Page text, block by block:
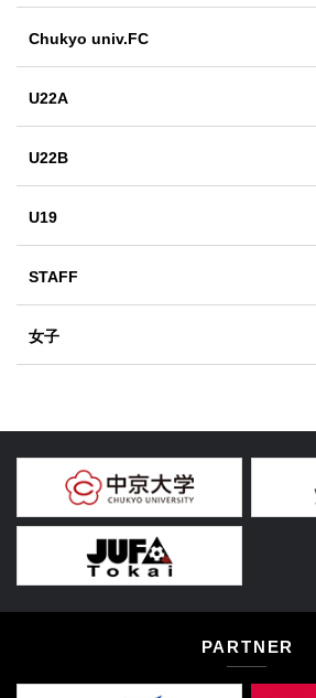
Chukyo univ.FC
U22A
U22B
U19
STAFF
女子
PARTNER